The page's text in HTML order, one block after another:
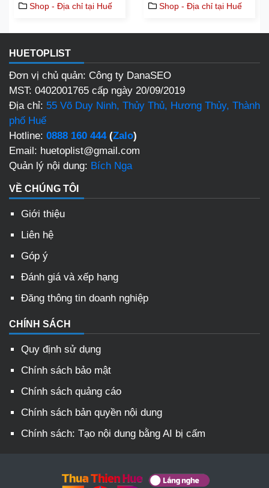
Shop - Địa chỉ tại Huế Shop - Địa chỉ tại Huế
HUETOPLIST
Đơn vị chủ quản: Công ty DanaSEO
MST: 0402001765 cấp ngày 20/09/2019
Địa chỉ: 55 Võ Duy Ninh, Thủy Thủ, Hương Thủy, Thành
phố Huế
Hotline: 0888 160 444(Zalo)
Email: huetoplist@gmail.com
Quản lý nội dung: Bích Nga
VỀ CHÚNG TÔI
Giới thiệu
Liên hệ
Góp ý
Đánh giá và xếp hạng
Đăng thông tin doanh nghiệp
CHÍNH SÁCH
Quy định sử dụng
Chính sách bảo mật
Chính sách quảng cáo
Chính sách bản quyền nội dung
Chính sách: Tạo nội dung bằng AI bị cấm